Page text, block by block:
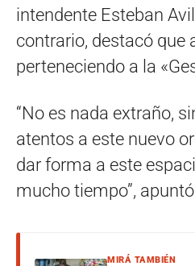
intendente Esteban
contrario, destacó que
perteneciendo a la
“No es nada extraño,
atentos a este nuevo
dar forma a este
mucho tiempo”,
MIRÁ TAMBIÉN